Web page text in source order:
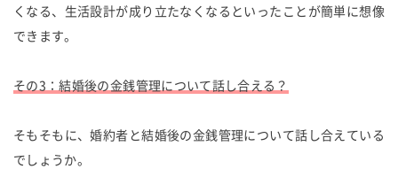
くなる、生活設計が成り立たなくなるといったことが簡単に想像
できます。
その3：結婚後の金銭管理について話し合える？
そもそもに、婚約者と結婚後の金銭管理について話し合えている
でしょうか。